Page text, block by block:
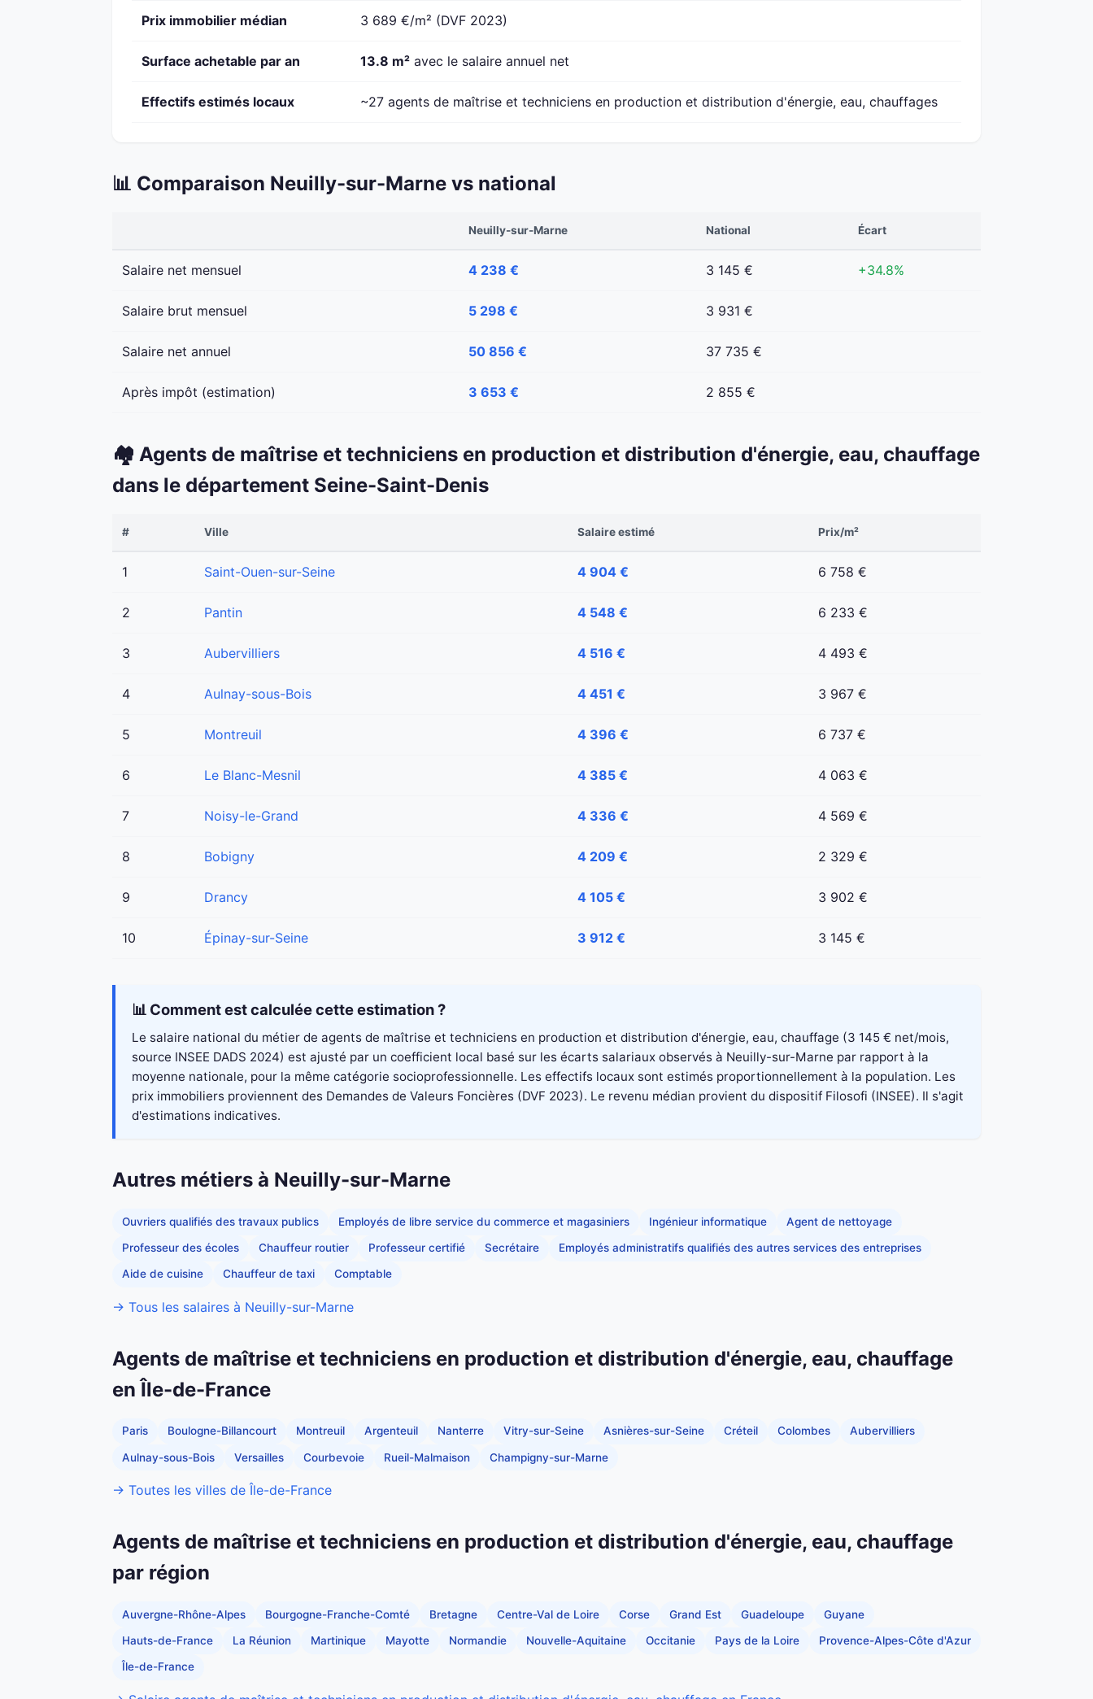
Prix immobilier médian 3 689 €/m² (DVF 2023)
Surface achetable par an 13.8 m² avec le salaire annuel net
Effectifs estimés locaux ~27 agents de maîtrise et techniciens en production et distribution d'énergie, eau, chauffages
📊 Comparaison Neuilly-sur-Marne vs national
Neuilly-sur-Marne National Écart
Salaire net mensuel 4 238 € 3 145 € +34.8%
Salaire brut mensuel 5 298 € 3 931 €
Salaire net annuel 50 856 € 37 735 €
Après impôt (estimation) 3 653 € 2 855 €
🏘️ Agents de maîtrise et techniciens en production et distribution d'énergie, eau, chauffage
dans le département Seine-Saint-Denis
# Ville Salaire estimé Prix/m²
1 Saint-Ouen-sur-Seine 4 904 € 6 758 €
2 Pantin 4 548 € 6 233 €
3 Aubervilliers 4 516 € 4 493 €
4 Aulnay-sous-Bois 4 451 € 3 967 €
5 Montreuil 4 396 € 6 737 €
6 Le Blanc-Mesnil 4 385 € 4 063 €
7 Noisy-le-Grand 4 336 € 4 569 €
8 Bobigny 4 209 € 2 329 €
9 Drancy 4 105 € 3 902 €
10 Épinay-sur-Seine 3 912 € 3 145 €
📊 Comment est calculée cette estimation ?
Le salaire national du métier de agents de maîtrise et techniciens en production et distribution d'énergie, eau, chauffage (3 145 € net/mois,
source INSEE DADS 2024) est ajusté par un coefficient local basé sur les écarts salariaux observés à Neuilly-sur-Marne par rapport à la
moyenne nationale, pour la même catégorie socioprofessionnelle. Les effectifs locaux sont estimés proportionnellement à la population. Les
prix immobiliers proviennent des Demandes de Valeurs Foncières (DVF 2023). Le revenu médian provient du dispositif Filosofi (INSEE). Il s'agit
d'estimations indicatives.
Autres métiers à Neuilly-sur-Marne
Ouvriers qualifiés des travaux publics Employés de libre service du commerce et magasiniers Ingénieur informatique Agent de nettoyage
Professeur des écoles Chauffeur routier Professeur certifié Secrétaire Employés administratifs qualifiés des autres services des entreprises
Aide de cuisine Chauffeur de taxi Comptable
→ Tous les salaires à Neuilly-sur-Marne
Agents de maîtrise et techniciens en production et distribution d'énergie, eau, chauffage
en Île-de-France
Paris Boulogne-Billancourt Montreuil Argenteuil Nanterre Vitry-sur-Seine Asnières-sur-Seine Créteil Colombes Aubervilliers
Aulnay-sous-Bois Versailles Courbevoie Rueil-Malmaison Champigny-sur-Marne
→ Toutes les villes de Île-de-France
Agents de maîtrise et techniciens en production et distribution d'énergie, eau, chauffage
par région
Auvergne-Rhône-Alpes Bourgogne-Franche-Comté Bretagne Centre-Val de Loire Corse Grand Est Guadeloupe Guyane
Hauts-de-France La Réunion Martinique Mayotte Normandie Nouvelle-Aquitaine Occitanie Pays de la Loire Provence-Alpes-Côte d'Azur
Île-de-France